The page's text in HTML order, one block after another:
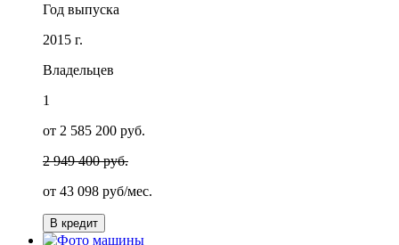
Год выпуска
2015 г.
Владельцев
1
от 2 585 200 руб.
2 949 400 руб.
от 43 098 руб/мес.
В кредит